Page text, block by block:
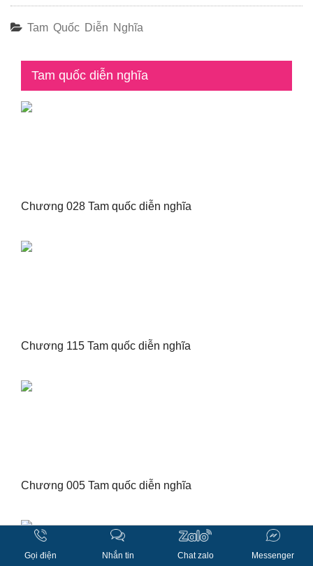
Tam Quốc Diễn Nghĩa
Tam quốc diễn nghĩa
Chương 028 Tam quốc diễn nghĩa
Chương 115 Tam quốc diễn nghĩa
Chương 005 Tam quốc diễn nghĩa
Gọi điện Nhắn tin Chat zalo Messenger